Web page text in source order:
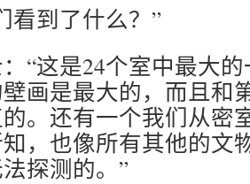
看到了什么？”
“这是24个室中最大
画是最大的，而且和
。还有一个我们从密
，也像所有其他的文
探测的。”